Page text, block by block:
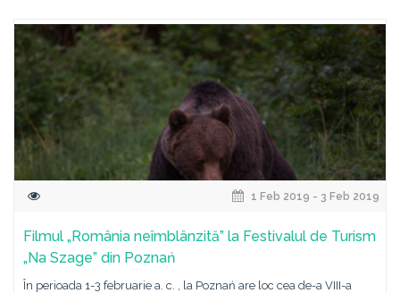
1 Feb 2019 - 3 Feb 2019
Filmul „România neîmblânzită” la Festivalul de Turism
„Na Szage” din Poznań
În perioada 1-3 februarie a. c. , la Poznań are loc cea de-a VIII-a